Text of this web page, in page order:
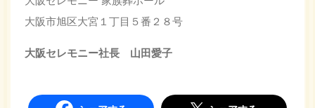
大阪市旭区大宮１丁目５番２８号
大阪セレモニー社長 山田愛子